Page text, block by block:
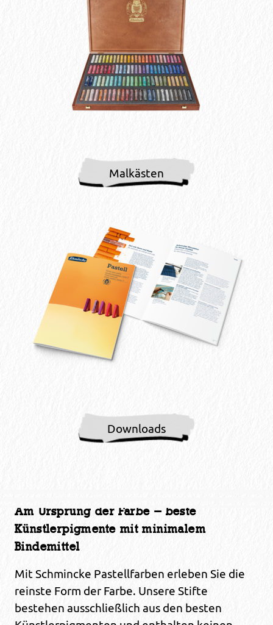
Malkästen
Downloads
Am Ursprung der Farbe – beste
Künstlerpigmente mit minimalem
Bindemittel
Mit Schmincke Pastellfarben erleben Sie die
reinste Form der Farbe. Unsere Stifte
bestehen ausschließlich aus den besten